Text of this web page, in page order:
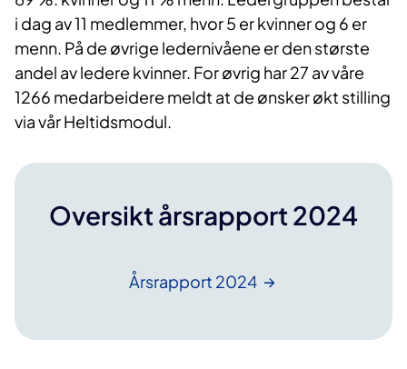
i dag av 11 medlemmer, hvor 5 er kvinner og 6 er
menn. På de øvrige ledernivåene er den største
andel av ledere kvinner. For øvrig har 27 av våre
1266 medarbeidere meldt at de ønsker økt stilling
via vår Heltidsmodul.
Oversikt årsrapport 2024
Årsrapport 2024